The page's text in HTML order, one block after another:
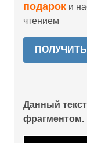
подарок и
чтением
Данный
фрагментом.